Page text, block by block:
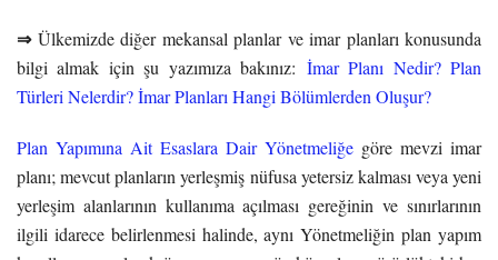
⇒ Ülkemizde diğer mekansal planlar ve imar planları konusunda
bilgi almak için şu yazımıza bakınız: İmar Planı Nedir? Plan
Türleri Nelerdir? İmar Planları Hangi Bölümlerden Oluşur?
Plan Yapımına Ait Esaslara Dair Yönetmeliğe göre mevzi imar
planı; mevcut planların yerleşmiş nüfusa yetersiz kalması veya yeni
yerleşim alanlarının kullanıma açılması gereğinin ve sınırlarının
ilgili idarece belirlenmesi halinde, aynı Yönetmeliğin plan yapım